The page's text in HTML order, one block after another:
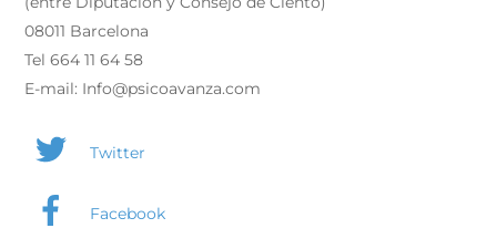
08011 Barcelona
Tel 664 11 64 58
E-mail: Info@psicoavanza.com
Twitter
Facebook